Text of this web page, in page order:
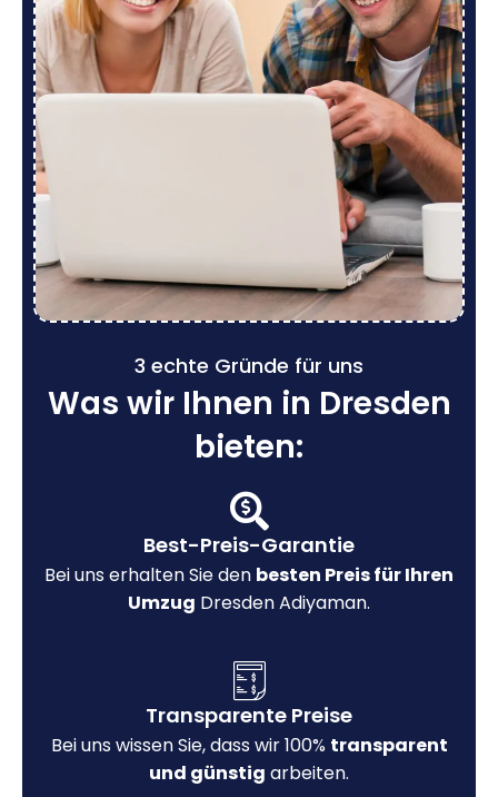
3 echte Gründe für uns
Was wir Ihnen in Dresden
bieten:
Best-Preis-Garantie
Bei uns erhalten Sie den besten Preis für Ihren
Umzug Dresden Adiyaman.
Transparente Preise
Bei uns wissen Sie, dass wir 100% transparent
und günstig arbeiten.